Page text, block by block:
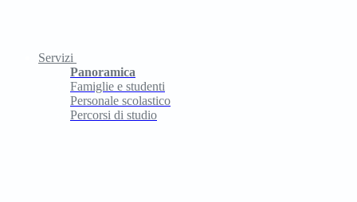
Servizi
Panoramica
Famiglie e studenti
Personale scolastico
Percorsi di studio